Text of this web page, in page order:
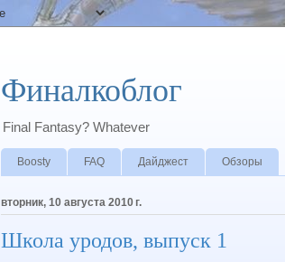
Финалкоблог
Final Fantasy? Whatever
Boosty FAQ Дайджест Обзоры
вторник, 10 августа 2010 г.
Школа уродов, выпуск 1